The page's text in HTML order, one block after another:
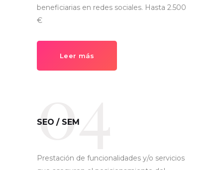
beneficiarias en redes sociales. Hasta 2.500
€
Leer más
SEO / SEM
04
Prestación de funcionalidades y/o servicios